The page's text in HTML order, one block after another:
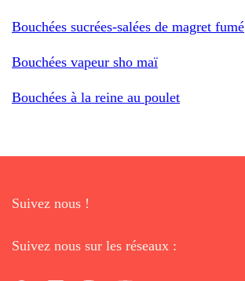
Bouchées sucrées-salées de magret fumé
Bouchées vapeur sho maï
Bouchées à la reine au poulet
Suivez nous !
Suivez nous sur les réseaux :